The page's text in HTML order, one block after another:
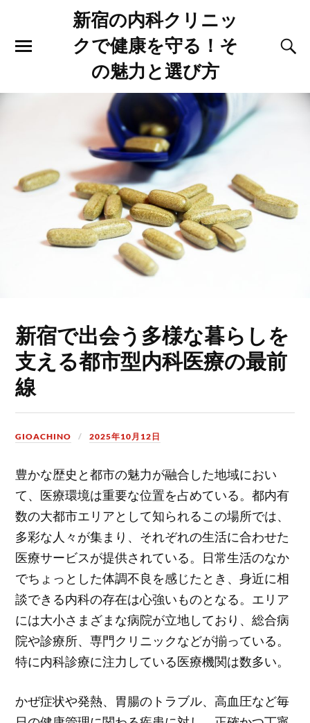
新宿の内科クリニッ
クで健康を守る！そ
の魅力と選び方
新宿で出会う多様な暮らしを
支える都市型内科医療の最前
線
GIOACHINO 2025年10月12日
豊かな歴史と都市の魅力が融合した地域におい
て、医療環境は重要な位置を占めている。都内有
数の大都市エリアとして知られるこの場所では、
多彩な人々が集まり、それぞれの生活に合わせた
医療サービスが提供されている。日常生活のなか
でちょっとした体調不良を感じたとき、身近に相
談できる内科の存在は心強いものとなる。エリア
には大小さまざまな病院が立地しており、総合病
院や診療所、専門クリニックなどが揃っている。
特に内科診療に注力している医療機関は数多い。
かぜ症状や発熱、胃腸のトラブル、高血圧など毎